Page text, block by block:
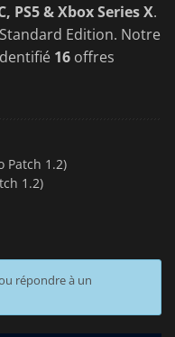
PS5 & Xbox Series X.
Edition. Notre
16 offres
Patch 1.2)
1.2)
répondre à un